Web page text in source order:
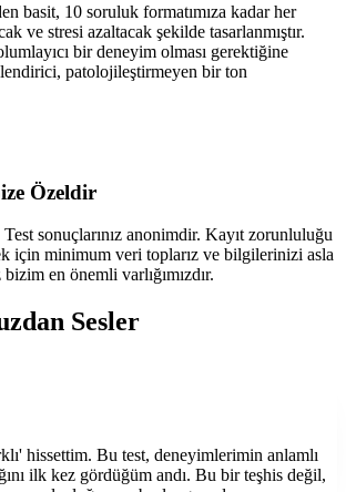
basit, 10 soruluk formatımıza kadar her
ve stresi azaltacak şekilde tasarlanmıştır.
bir deneyim olması gerektiğine
patolojileştirmeyen bir ton
Özeldir
sonuçlarınız anonimdir. Kayıt zorunluluğu
için minimum veri toplarız ve bilgilerinizi asla
en önemli varlığımızdır.
Sesler
hissettim. Bu test, deneyimlerimin anlamlı
ilk kez gördüğüm andı. Bu bir teşhis değil,